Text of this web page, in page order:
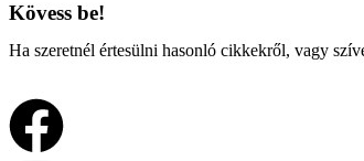
Kövess be!
Ha szeretnél értesülni hasonló cikkekről, vagy